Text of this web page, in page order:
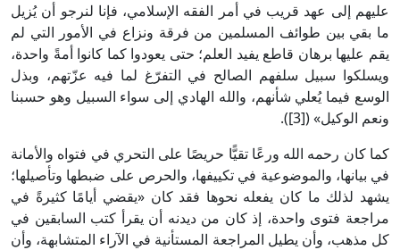
عليهم إلى عهد قريب في أمر الفقه الإسلامي، فإنا لنرجو أن يُزيل
ما بقي بين طوائف المسلمين من فرقة ونزاع في الأمور التي لم
يقم عليها برهان قاطع يفيد العلم؛ حتى يعودوا كما كانوا أمةً واحدة،
ويسلكوا سبيل سلفهم الصالح في التفرّغ لما فيه عزّتهم، وبذل
الوسع فيما يُعلي شأنهم، والله الهادي إلى سواء السبيل وهو حسبنا
ونعم الوكيل» ([3]).
كما كان رحمه الله ورعًا تقيًّا حريصًا على التحري في فتواه والأمانة
في بيانها، والموضوعية في تكييفها، والحرص على ضبطها وتأصيلها؛
يشهد لذلك ما كان يفعله نحوها فقد كان «يقضي أيامًا كثيرةً في
مراجعة فتوى واحدة، إذ كان من ديدنه أن يقرأ كتب السابقين في
كل مذهب، وأن يطيل المراجعة المستأنية في الآراء المتشابهة، وأن